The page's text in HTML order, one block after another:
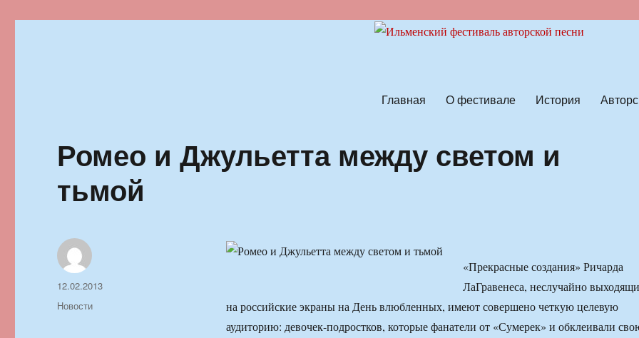
Главная О фестивале История
Ромео и Джульетта между светом и
тьмой
«Прекрасные создания» Ричарда
ЛаГравенеса, неслучайно
на российские экраны на День влюбленных, имеют совершено четкую целевую
аудиторию: девочек-подростков, которые фанатели от «Сумерек» и обклеивали
Автор
Опубликовано
12.02.2013
Рубрики
Новости